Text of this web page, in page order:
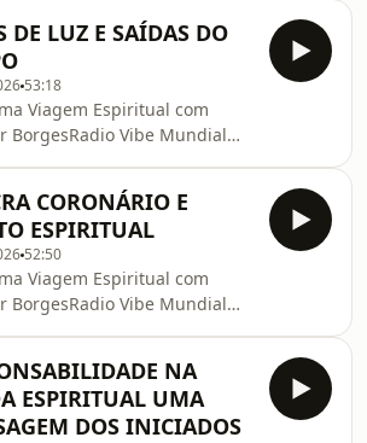
textos/textos-
WAGNER BORGES:
4cJMrxE–
– Livros
para ler online e/ou baixar:
multimidia/liv…–
textos/textos-
DE LUZ E SAÍDAS DO
53:18
Viagem Espiritual com
BorgesRadio Vibe Mundial
WAGNER BORGES:
4cJMrxE–
– Livros
para ler online e/ou baixar:
multimidia/liv…–
textos/textos-
CORONÁRIO E
ESPIRITUAL
52:50
Viagem Espiritual com
BorgesRadio Vibe Mundial
4cJMrxE–
NA
ESPIRITUAL UMA
DOS INICIADOS